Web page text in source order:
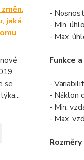
jaká
se
-
- Min.
- Max.
Funkce
-
- Náklon
- Min.
- Max.